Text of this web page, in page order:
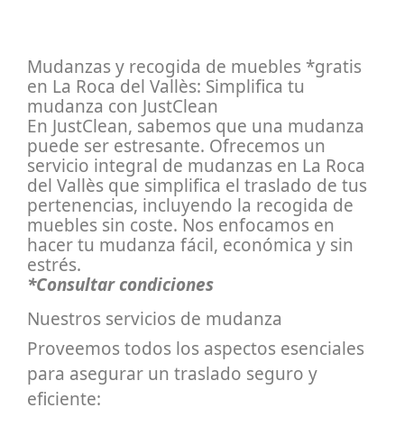
Mudanzas y recogida de muebles *gratis
en La Roca del Vallès: Simplifica tu
mudanza con JustClean
En JustClean, sabemos que una mudanza
puede ser estresante. Ofrecemos un
servicio integral de mudanzas en La Roca
del Vallès que simplifica el traslado de tus
pertenencias, incluyendo la recogida de
muebles sin coste. Nos enfocamos en
hacer tu mudanza fácil, económica y sin
estrés.
*Consultar condiciones
Nuestros servicios de mudanza
Proveemos todos los aspectos esenciales
para asegurar un traslado seguro y
eficiente: